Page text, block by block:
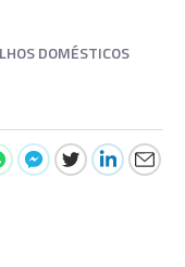
DOMÉSTICOS